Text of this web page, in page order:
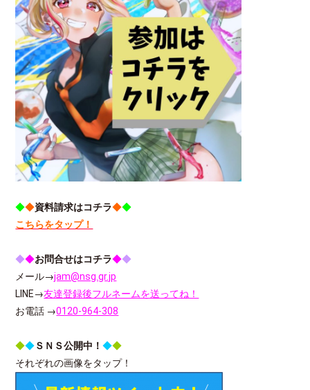
◆◆資料請求はコチラ◆◆
こちらをタップ！
◆◆お問合せはコチラ◆◆
メール→jam@nsg.gr.jp
LINE→友達登録後フルネームを送ってね！
お電話 →0120-964-308
◆◆ＳＮＳ公開中！◆◆
それぞれの画像をタップ！